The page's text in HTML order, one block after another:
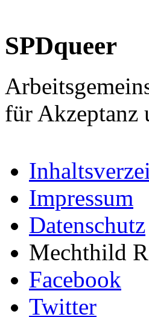
SPDqueer
für Akzeptanz
Impressum
Datenschutz
Mechthild
Facebook
Twitter